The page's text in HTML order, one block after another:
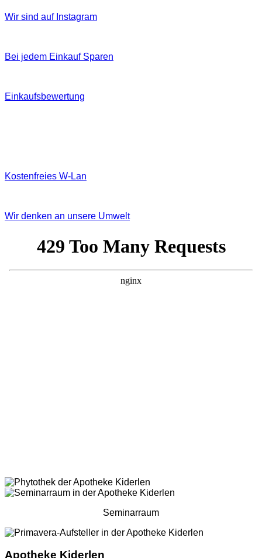
Wir sind auf Instagram
Bei jedem Einkauf Sparen
Einkaufsbewertung
Kostenfreies W‐Lan
Wir denken an unsere Umwelt
Seminarraum
Apotheke Kiderlen